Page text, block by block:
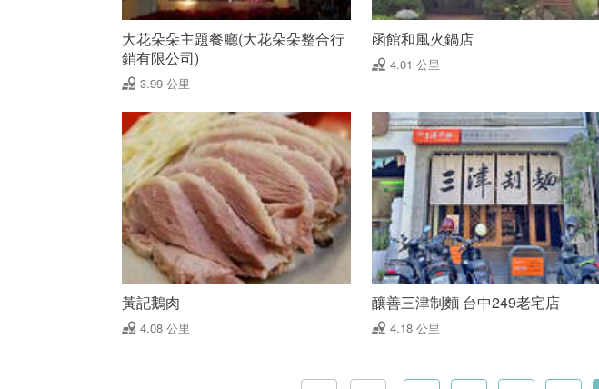
大花朵朵主題餐廳(大花朵朵整合行
銷有限公司)
3.99 公里
函館和風火鍋店
4.01 公里
黃記鵝肉
4.08 公里
釀善三津制麵 台中249老宅店
4.18 公里